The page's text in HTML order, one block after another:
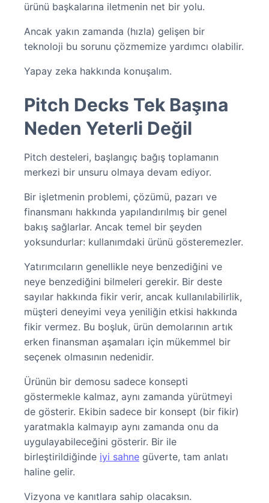
ürünü başkalarına iletmenin net bir yolu.
Ancak yakın zamanda (hızla) gelişen bir
teknoloji bu sorunu çözmemize yardımcı olabilir.
Yapay zeka hakkında konuşalım.
Pitch Decks Tek Başına
Neden Yeterli Değil
Pitch desteleri, başlangıç bağış toplamanın
merkezi bir unsuru olmaya devam ediyor.
Bir işletmenin problemi, çözümü, pazarı ve
finansmanı hakkında yapılandırılmış bir genel
bakış sağlarlar. Ancak temel bir şeyden
yoksundurlar: kullanımdaki ürünü gösteremezler.
Yatırımcıların genellikle neye benzediğini ve
neye benzediğini bilmeleri gerekir. Bir deste
sayılar hakkında fikir verir, ancak kullanılabilirlik,
müşteri deneyimi veya yeniliğin etkisi hakkında
fikir vermez. Bu boşluk, ürün demolarının artık
erken finansman aşamaları için mükemmel bir
seçenek olmasının nedenidir.
Ürünün bir demosu sadece konsepti
göstermekle kalmaz, aynı zamanda yürütmeyi
de gösterir. Ekibin sadece bir konsept (bir fikir)
yaratmakla kalmayıp aynı zamanda onu da
uygulayabileceğini gösterir. Bir ile
birleştirildiğinde iyi sahne güverte, tam anlatı
haline gelir.
Vizyona ve kanıtlara sahip olacaksın.